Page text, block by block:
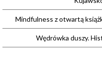
Mindfulness z otwartą
Wędrówka duszy.